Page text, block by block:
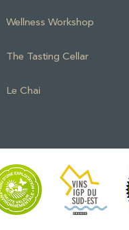
Wellness Workshop
The Tasting Cellar
Le Chai